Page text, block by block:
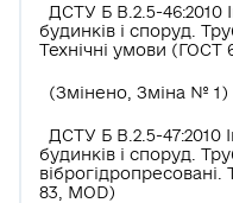
ДСТУ Б В.2.5-46:2010
будинків і споруд.
Технічні умови (ГОСТ
(Змінено, Зміна № 1)
ДСТУ Б В.2.5-47:2010
будинків і споруд.
83, MOD)